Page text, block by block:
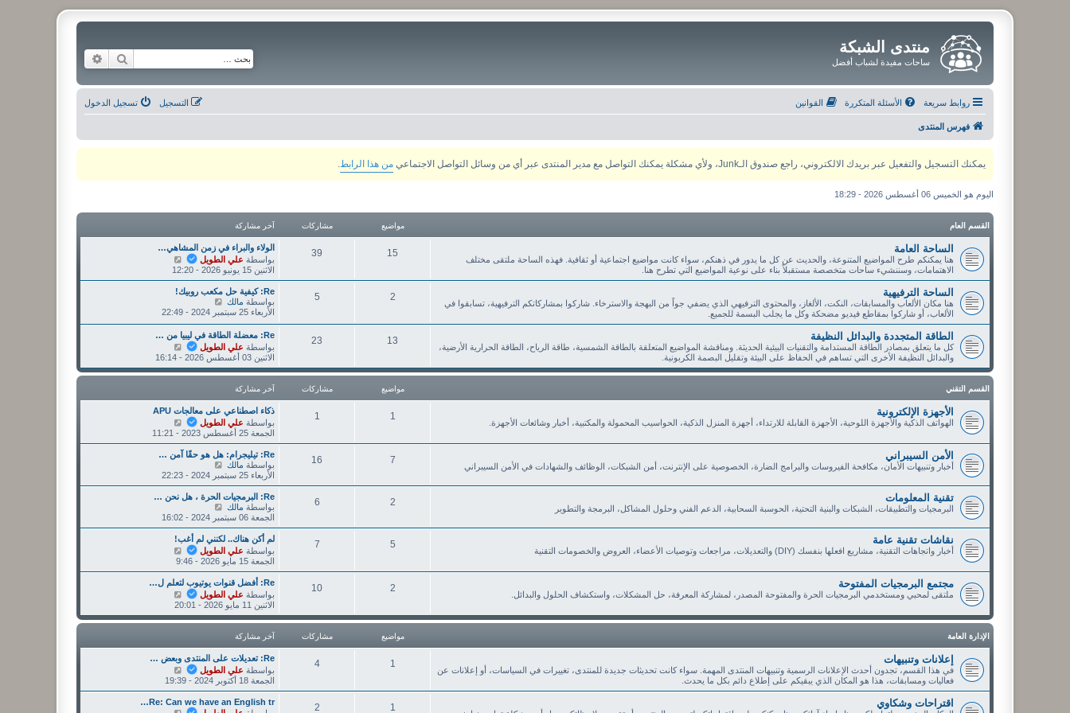
منتدى الشبكة
ساحات مفيدة لشباب أفضل بحث
روابط سريعة الأسئلة المتكررة القوانين تسجيل الدخول التسجيل
فهرس المنتدى
يمكنك التسجيل والتفعيل عبر بريدك الالكتروني، راجع صندوق الـJunk، ولأي مشكلة يمكنك التواصل مع مدير المنتدى عبر أي من وسائل التواصل الاجتماعي من هذا الرابط
اليوم هو الخميس 06 أغسطس 2026 - 18:29
القسم العام مواضيع مشاركات آخر مشاركة
الساحة العامة
هنا يمكنكم طرح المواضيع المتنوعة، والحديث عن كل ما يدور في ذهنكم، سواء كانت مواضيع اجتماعية أو ثقافية. فهذه الساحة ملتقى مختلف
الاهتمامات، وسننشيء ساحات متخصصة مستقبلاً بناء على نوعية المواضيع التي تطرح هنا.
15
39
الولاء والبراء في زمن المشاهي…
بواسطة علي الطويل
ا
ه
خ
ش
ر
ك
الاثنين 15 يونيو 2026 - 12:20
الساحة الترفيهية
هنا مكان الألعاب والمسابقات، النكت، الألغاز، والمحتوى الترفيهي الذي يضفي جواً من البهجة والاسترخاء. شاركوا بمشاركاتكم الترفيهية، تسابقوا في
الألعاب، أو شاركوا بمقاطع فيديو مضحكة وكل ما يجلب البسمة للجميع.
2
5
Re: كيفية حل مكعب روبيك!
بواسطة مالك
د
خ
ر
م
ك
ة
الأربعاء 25 سبتمبر 2024 - 22:49
الطاقة المتجددة والبدائل النظيفة
كل ما يتعلق بمصادر الطاقة المستدامة والتقنيات البيئية الحديثة. ومناقشة المواضيع المتعلقة بالطاقة الشمسية، طاقة الرياح، الطاقة الحرارية الأرضية،
والبدائل النظيفة الأخرى التي تساهم في الحفاظ على البيئة وتقليل البصمة الكربونية.
13
23
Re: معضلة الطاقة في ليبيا من …
بواسطة علي الطويل
ا
ه
د
ر
ش
ا
ك
ة
الاثنين 03 أغسطس 2026 - 16:14
القسم التقني مواضيع مشاركات آخر مشاركة
الأجهزة الإلكترونية
الهواتف الذكية والأجهزة اللوحية، الأجهزة القابلة للارتداء، أجهزة المنزل الذكية، الحواسيب المحمولة والمكتبية، أخبار وشائعات الأجهزة.
1
1
ذكاء اصطناعي على معالجات APU
بواسطة علي الطويل
ا
ه
د
آ
خ
ر
م
ش
ا
الجمعة 25 أغسطس 2023 - 11:21
الأمن السيبراني
أخبار وتنبيهات الأمان، مكافحة الفيروسات والبرامج الضارة، الخصوصية على الإنترنت، أمن الشبكات، الوظائف والشهادات في الأمن السيبراني
7
16
Re: تيليجرام: هل هو حقًا آمن …
بواسطة مالك
ه
د
خ
ر
ش
ا
ر
ة
الأربعاء 25 سبتمبر 2024 - 22:23
تقنية المعلومات
البرمجيات والتطبيقات، الشبكات والبنية التحتية، الحوسبة السحابية، الدعم الفني وحلول المشاكل، البرمجة والتطوير
2
6
Re: البرمجيات الحرة ، هل نحن …
بواسطة مالك
ه
د
خ
ش
ا
ر
ك
الجمعة 06 سبتمبر 2024 - 16:02
نقاشات تقنية عامة
أخبار واتجاهات التقنية، مشاريع افعلها بنفسك (DIY) والتعديلات، مراجعات وتوصيات الأعضاء، العروض والخصومات التقنية
5
7
لم أكن هناك.. لكنني لم أغب!
بواسطة علي الطويل
ه
د
م
ك
الجمعة 15 مايو 2026 - 9:46
مجتمع البرمجيات المفتوحة
ملتقى لمحبي ومستخدمي البرمجيات الحرة والمفتوحة المصدر، لمشاركة المعرفة، حل المشكلات، واستكشاف الحلول والبدائل.
2
10
Re: أفضل قنوات يوتيوب لتعلم ل…
بواسطة علي الطويل
ه
د
ر
ش
ا
ر
ك
الاثنين 11 مايو 2026 - 20:01
الإدارة العامة مواضيع مشاركات آخر مشاركة
إعلانات وتنبيهات
في هذا القسم، تجدون أحدث الإعلانات الرسمية وتنبيهات المنتدى المهمة. سواء كانت تحديثات جديدة للمنتدى، تغييرات في السياسات، أو إعلانات عن
فعاليات ومسابقات، هذا هو المكان الذي يبقيكم على إطلاع دائم بكل ما يحدث.
1
4
Re: تعديلات على المنتدى وبعض …
بواسطة علي الطويل
ا
ه
د
الجمعة 18 أكتوبر 2024 - 19:39
اقتراحات وشكاوي 1
2
Re: Can we have an English tr…